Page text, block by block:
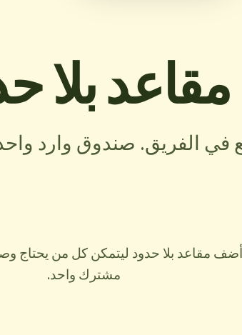
مقاعد بلا
في الفريق. صندوق وارد
مقاعد بلا حدود ليتمكن كل من يحتاج
مشترك واحد.